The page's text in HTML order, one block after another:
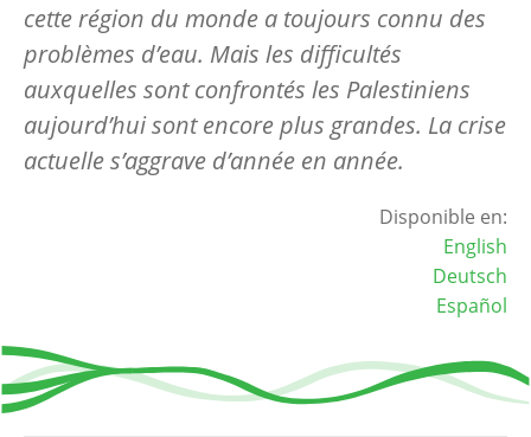
cette région du monde a toujours connu des
problèmes d’eau. Mais les difficultés
auxquelles sont confrontés les Palestiniens
aujourd’hui sont encore plus grandes. La crise
actuelle s’aggrave d’année en année.
Disponible en:
English
Deutsch
Español